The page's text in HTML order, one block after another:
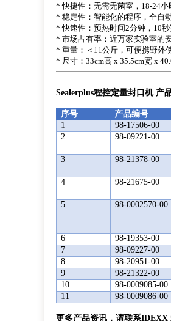
* 快捷性：无需无菌室，18-24小
* 稳定性：智能化的程序，全自
* 快速性：预热时间2分钟，10
* 市场占有率：近万家实验室的
* 重量：＜11公斤，可便携野外
* 尺寸：33cm高 x 35.5cm宽 x
Sealerplus程控定量封口机 产
序号 产品编号
1
98-17506-00
2
98-09221-00
3 98-21378-00
4 98-21675-00
5 98-0002570-00
6 98-19353-00
7
98-09227-00
8
98-20951-00
9
98-21322-00
10
98-0009085-00
11
98-0009086-00
更多产品资讯，请联系IDEXX